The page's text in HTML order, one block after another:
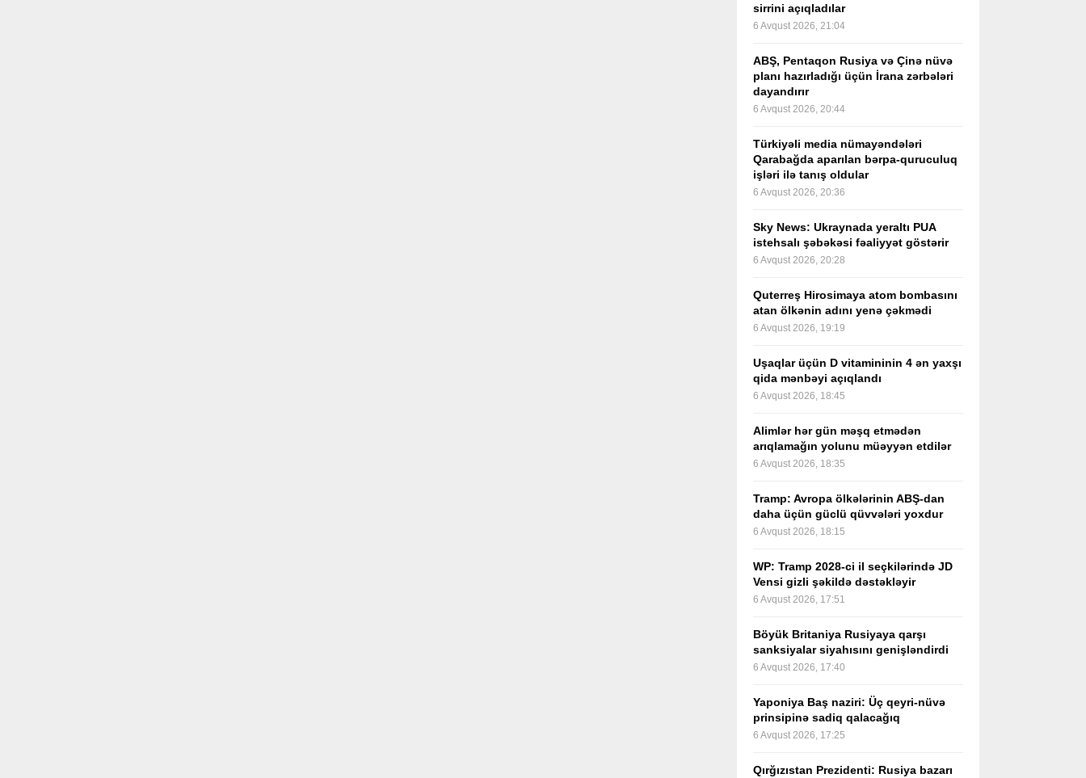
sirrini açıqladılar
6 Avqust 2026, 21:04
ABŞ, Pentaqon Rusiya və Çinə nüvə
planı hazırladığı üçün İrana zərbələri
dayandırır
6 Avqust 2026, 20:44
Türkiyəli media nümayəndələri
Qarabağda aparılan bərpa-quruculuq
işləri ilə tanış oldular
6 Avqust 2026, 20:36
Sky News: Ukraynada yeraltı PUA
istehsalı şəbəkəsi fəaliyyət göstərir
6 Avqust 2026, 20:28
Quterreş Hirosimaya atom bombasını
atan ölkənin adını yenə çəkmədi
6 Avqust 2026, 19:19
Uşaqlar üçün D vitamininin 4 ən yaxşı
qida mənbəyi açıqlandı
6 Avqust 2026, 18:45
Alimlər hər gün məşq etmədən
arıqlamağın yolunu müəyyən etdilər
6 Avqust 2026, 18:35
Tramp: Avropa ölkələrinin ABŞ-dan
daha üçün güclü qüvvələri yoxdur
6 Avqust 2026, 18:15
WP: Tramp 2028-ci il seçkilərində JD
Vensi gizli şəkildə dəstəkləyir
6 Avqust 2026, 17:51
Böyük Britaniya Rusiyaya qarşı
sanksiyalar siyahısını genişləndirdi
6 Avqust 2026, 17:40
Yaponiya Baş naziri: Üç qeyri-nüvə
prinsipinə sadiq qalacağıq
6 Avqust 2026, 17:25
Qırğızıstan Prezidenti: Rusiya bazarı